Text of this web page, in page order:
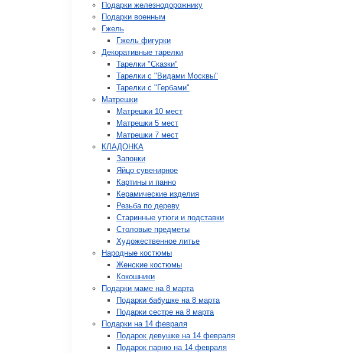
Подарки железнодорожнику
Подарки военным
Гжель
Гжель фигурки
Декоративные тарелки
Тарелки "Сказки"
Тарелки с "Видами Москвы"
Тарелки с "Гербами"
Матрешки
Матрешки 10 мест
Матрешки 5 мест
Матрешки 7 мест
КЛАДОНКА
Запонки
Яйцо сувенирное
Картины и панно
Керамические изделия
Резьба по дереву
Старинные утюги и подставки
Столовые предметы
Художественное литье
Народные костюмы
Женские костюмы
Кокошники
Подарки маме на 8 марта
Подарки бабушке на 8 марта
Подарки сестре на 8 марта
Подарки на 14 февраля
Подарок девушке на 14 февраля
Подарок парню на 14 февраля